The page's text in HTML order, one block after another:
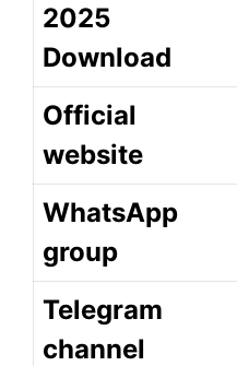
2025
Download
Official
website
WhatsApp
group
Telegram
channel